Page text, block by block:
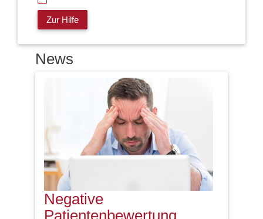
Zur Hilfe
News
Negative
Patientenbewertung